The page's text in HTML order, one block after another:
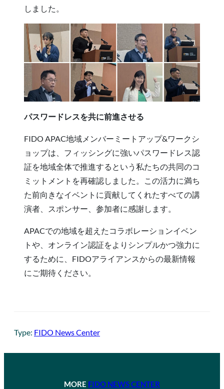
しました。
パスワードレスを共に前進させる
FIDO APAC地域メンバーミートアップ&ワークシ
ョップは、フィッシングに強いパスワードレス認
証を地域全体で推進するという私たちの共同のコ
ミットメントを再確認しました。この活力に満ち
た前向きなイベントに貢献してくれたすべての講
演者、スポンサー、参加者に感謝します。
APACでの地域を超えたコラボレーションイベン
トや、オンライン認証をよりシンプルかつ強力に
するために、FIDOアライアンスからの最新情報
にご期待ください。
Type: FIDO News Center
MORE FIDO NEWS CENTER